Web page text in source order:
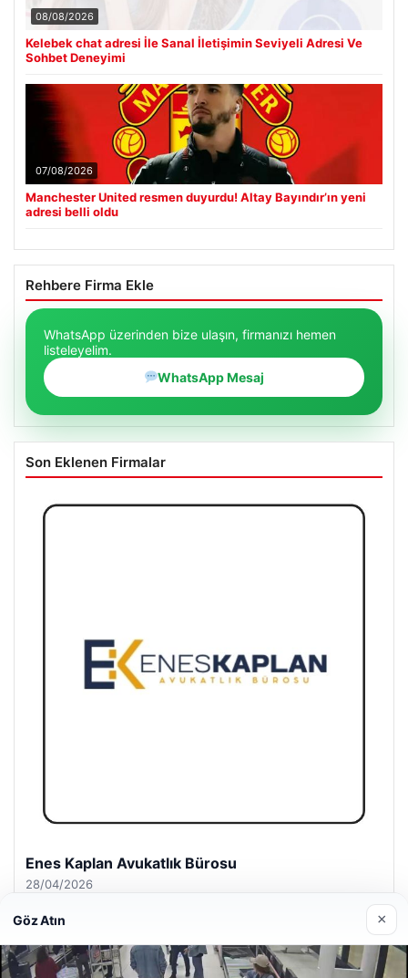
08/08/2026
Kelebek chat adresi İle Sanal İletişimin Seviyeli Adresi Ve
Sohbet Deneyimi
07/08/2026
Manchester United resmen duyurdu! Altay Bayındır’ın yeni
adresi belli oldu
Rehbere Firma Ekle
WhatsApp üzerinden bize ulaşın, firmanızı hemen
listeleyelim.
WhatsApp Mesaj
Son Eklenen Firmalar
Enes Kaplan Avukatlık Bürosu
28/04/2026
Göz Atın ×